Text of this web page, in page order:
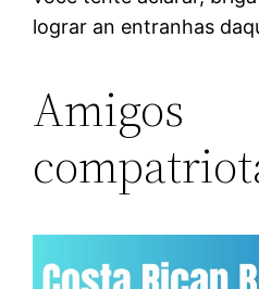
lograr an entranhas
Amigos